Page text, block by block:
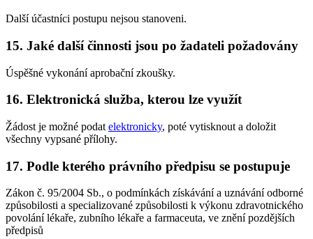
Další účastníci postupu nejsou stanoveni.
15. Jaké další činnosti jsou po žadateli požadovány
Úspěšné vykonání aprobační zkoušky.
16. Elektronická služba, kterou lze využít
Žádost je možné podat elektronicky, poté vytisknout a doložit
všechny vypsané přílohy.
17. Podle kterého právního předpisu se postupuje
Zákon č. 95/2004 Sb., o podmínkách získávání a uznávání odborné
způsobilosti a specializované způsobilosti k výkonu zdravotnického
povolání lékaře, zubního lékaře a farmaceuta, ve znění pozdějších
předpisů